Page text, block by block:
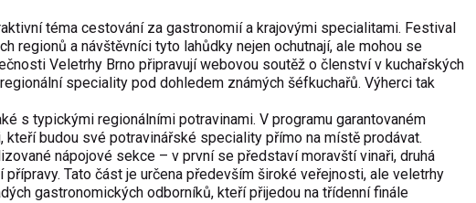
téma cestování za gastronomií a krajovými specialitami. Festival
regionů a návštěvníci tyto lahůdky nejen ochutnají, ale mohou se
Veletrhy Brno připravují webovou soutěž o členství v kuchařských
speciality pod dohledem známých šéfkuchařů. Výherci tak
s typickými regionálními potravinami. V programu garantovaném
budou své potravinářské speciality přímo na místě prodávat.
nápojové sekce – v první se představí moravští vinaři, druhá
Tato část je určena především široké veřejnosti, ale veletrhy
gastronomických odborníků, kteří přijedou na třídenní finále